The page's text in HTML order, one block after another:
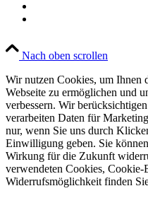
Nach oben scrollen
Wir nutzen Cookies, um Ihnen
Webseite zu ermöglichen und
verbessern. Wir
verarbeiten Daten für
nur, wenn Sie uns durch
Einwilligung geben. Sie
Wirkung für die Zukunft
verwendeten Cookies, Cookie-
Widerrufsmöglichkeit finden